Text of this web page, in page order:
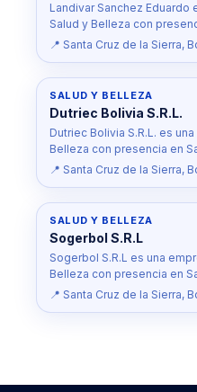
Landivar Sanchez
Salud y Belleza con
📍 Santa Cruz de la Sierra,
SALUD Y BELLEZA
Dutriec Bolivia S.R.L.
Dutriec Bolivia S.R.L. es
Belleza con presencia en
📍 Santa Cruz de la Sierra,
SALUD Y BELLEZA
Sogerbol S.R.L
Sogerbol S.R.L es una
Belleza con presencia en
📍 Santa Cruz de la Sierra,